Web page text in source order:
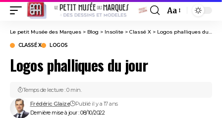
Font
Resizer
Aa
Le petit Musée des Marques > Blog > Insolite > Classé X > Logos phalliques du jour
CLASSÉ X LOGOS
Logos phalliques du jour
Dernière mise à jour : 08/10/2022
Frédéric Glaize Publié il y a 17 ans
Temps de lecture : 0 min.